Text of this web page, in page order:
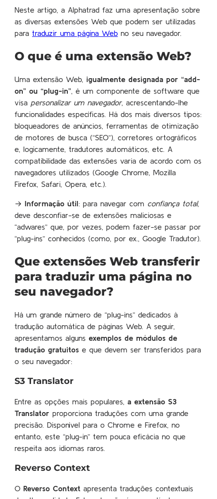
Neste artigo, a Alphatrad faz uma apresentação sobre
as diversas extensões Web que podem ser utilizadas
paratraduzir uma página Web no seu navegador.
O que é uma extensão Web?
Uma extensão Web, igualmente designada por “add-
on” ou “plug-in” , é um componente de software que
visa personalizar um navegador, acrescentando-lhe
funcionalidades específicas. Há dos mais diversos tipos:
bloqueadores de anúncios, ferramentas de otimização
de motores de busca (“SEO”), corretores ortográficos
e, logicamente, tradutores automáticos, etc. A
compatibilidade das extensões varia de acordo com os
navegadores utilizados (Google Chrome, Mozilla
Firefox, Safari, Opera, etc.).
→Informação útil: para navegar com confiança total,
deve desconfiar-se de extensões maliciosas e
“adwares” que, por vezes, podem fazer-se passar por
“plug-ins” conhecidos (como, por ex., Google Tradutor).
Que extensões Web transferir
para traduzir uma página no
seu navegador?
Há um grande número de “plug-ins” dedicados à
tradução automática de páginas Web. A seguir,
apresentamos algunsexemplos de módulos de
tradução gratuitos e que devem ser transferidos para
o seu navegador:
S3 Translator
Entre as opções mais populares,a extensão S3
Translator proporciona traduções com uma grande
precisão. Disponível para o Chrome e Firefox, no
entanto, este “plug-in” tem pouca eficácia no que
respeita aos idiomas raros.
Reverso Context
OReverso Context apresenta traduções contextuais